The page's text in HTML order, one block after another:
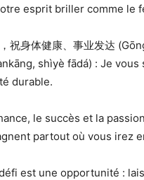
esprit briller comme le
祝身体健康、事业发达
shìyè fādá) : Je
durable.
le succès et la
partout où vous irez
est une opportunité :